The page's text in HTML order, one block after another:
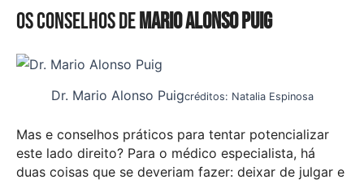
Os conselhos deMario Alonso Puig
Dr. Mario Alonso Puigcréditos: Natalia Espinosa
Mas e conselhos práticos para tentar potencializar
este lado direito? Para o médico especialista, há
duas coisas que se deveriam fazer: deixar de julgar e